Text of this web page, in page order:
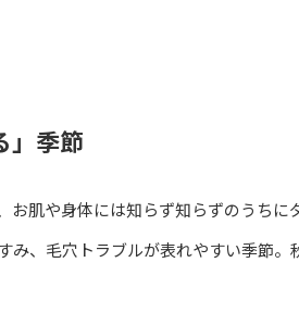
」季節
肌や身体には知らず知らずのうちに
み、毛穴トラブルが表れやすい季節